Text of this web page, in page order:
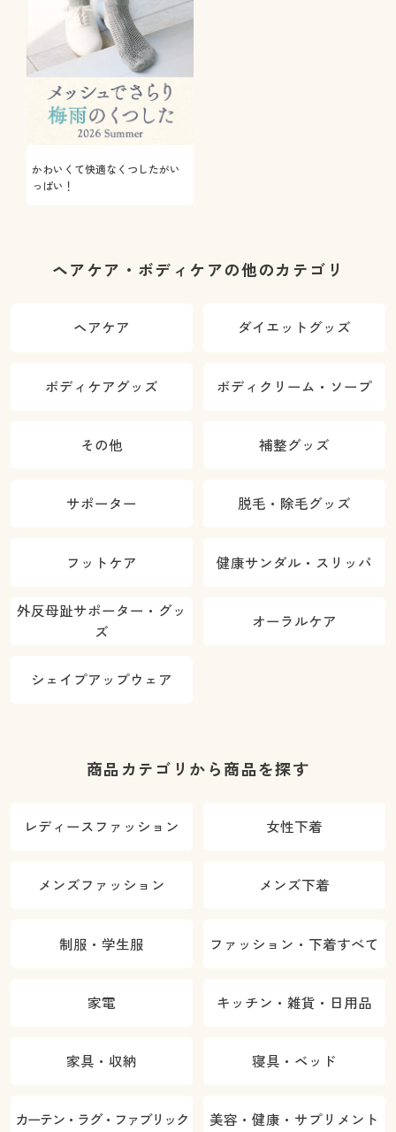
かわいくて快適なくつしたがい
っぱい！
ヘアケア・ボディケアの他のカテゴリ
ヘアケア ダイエットグッズ
ボディケアグッズ ボディクリーム・ソープ
その他 補整グッズ
サポーター 脱毛・除毛グッズ
フットケア 健康サンダル・スリッパ
外反母趾サポーター・グッ
ズ
オーラルケア
シェイプアップウェア
商品カテゴリから商品を探す
レディースファッション 女性下着
メンズファッション メンズ下着
制服・学生服 ファッション・下着すべて
家電 キッチン・雑貨・日用品
家具・収納 寝具・ベッド
カーテン・ラグ・ファブリック 美容・健康・サプリメント